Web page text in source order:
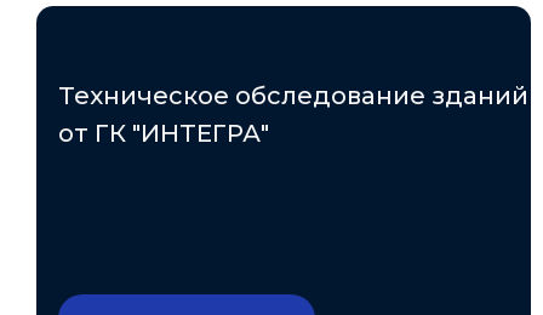
Техническое обследование зданий
от ГК "ИНТЕГРА"